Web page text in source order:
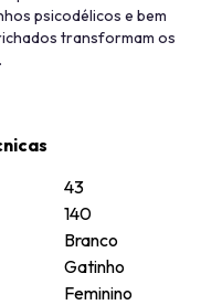
psicodélicos e bem
transformam os
43
140
Branco
Gatinho
Feminino